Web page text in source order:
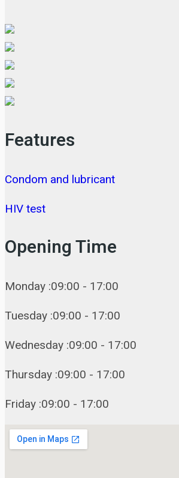
Features
Condom and lubricant
HIV test
Opening Time
Monday :09:00 - 17:00
Tuesday :09:00 - 17:00
Wednesday :09:00 - 17:00
Thursday :09:00 - 17:00
Friday :09:00 - 17:00